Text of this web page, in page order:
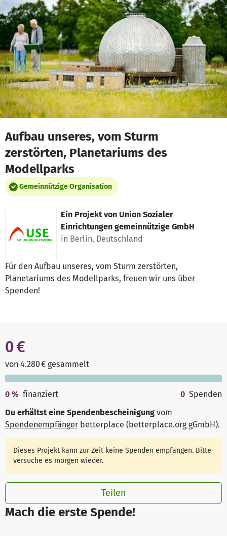
Zum Hauptinhalt springen
Erklärung zur Barrierefreiheit anzeigen
Aufbau unseres, vom Sturm
zerstörten, Planetariums des
Modellparks
Gemeinnützige Organisation
Ein Projekt von Union Sozialer
Einrichtungen gemeinnützige GmbH
in Berlin, Deutschland
Für den Aufbau unseres, vom Sturm zerstörten,
Planetariums des Modellparks, freuen wir uns über
Spenden!
Mach die erste Spende!
0 €
von 4.280 € gesammelt
0 % finanziert 0 Spenden
Du erhältst eine Spendenbescheinigung vom
Spendenempfänger betterplace (betterplace.org gGmbH).
Dieses Projekt kann zur Zeit keine Spenden empfangen. Bitte
versuche es morgen wieder.
Teilen